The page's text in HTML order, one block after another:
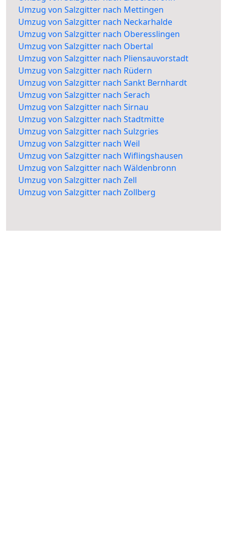
Umzug von Salzgitter nach Mettingen
Umzug von Salzgitter nach Neckarhalde
Umzug von Salzgitter nach Oberesslingen
Umzug von Salzgitter nach Obertal
Umzug von Salzgitter nach Pliensauvorstadt
Umzug von Salzgitter nach Rüdern
Umzug von Salzgitter nach Sankt Bernhardt
Umzug von Salzgitter nach Serach
Umzug von Salzgitter nach Sirnau
Umzug von Salzgitter nach Stadtmitte
Umzug von Salzgitter nach Sulzgries
Umzug von Salzgitter nach Weil
Umzug von Salzgitter nach Wiflingshausen
Umzug von Salzgitter nach Wäldenbronn
Umzug von Salzgitter nach Zell
Umzug von Salzgitter nach Zollberg